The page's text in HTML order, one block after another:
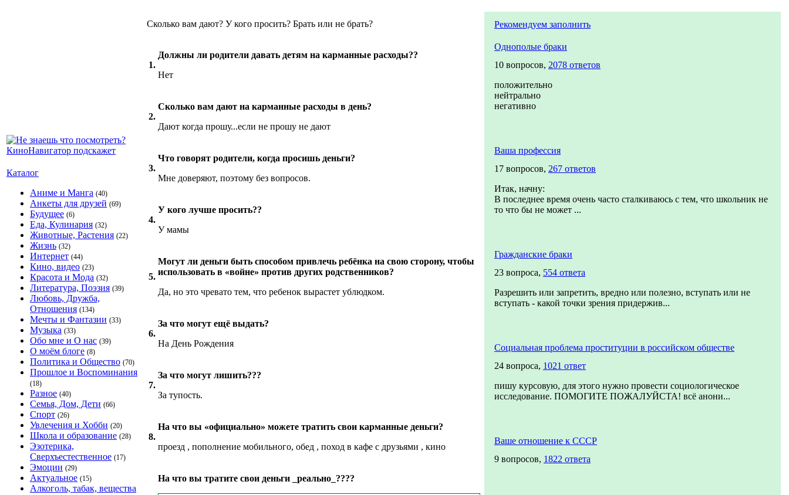
Каталог
Аниме и Манга (40)
Анкеты для друзей (69)
Будущее (6)
Еда, Кулинария (32)
Животные, Растения (22)
Жизнь (32)
Интернет (44)
Кино, видео (23)
Красота и Мода (32)
Литература, Поэзия (39)
Любовь, Дружба,
Отношения (134)
Мечты и Фантазии (33)
Музыка (33)
Обо мне и О нас (39)
О моём блоге (8)
Политика и Общество (70)
Прошлое и Воспоминания
(18)
Разное (40)
Семья, Дом, Дети (66)
Спорт (26)
Увлечения и Хобби (20)
Школа и образование (28)
Эзотерика,
Сверхъестественное (17)
Эмоции (29)
Актуальное (15)
Алкоголь, табак, вещества
Сколько вам дают? У кого просить? Брать или не брать?
1.
Должны ли родители давать детям на карманные расходы??
Нет
2.
Сколько вам дают на карманные расходы в день?
Дают когда прошу...если не прошу не дают
3.
Что говорят родители, когда просишь деньги?
Мне доверяют, поэтому без вопросов.
4.
У кого лучше просить??
У мамы
5.
Могут ли деньги быть способом привлечь ребёнка на свою сторону, чтобы
использовать в «войне» против других родственников?
Да, но это чревато тем, что ребенок вырастет ублюдком.
6.
За что могут ещё выдать?
На День Рождения
7.
За что могут лишить???
За тупость.
8.
На что вы «официально» можете тратить свои карманные деньги?
проезд , пополнение мобильного, обед , поход в кафе с друзьями , кино
На что вы тратите свои деньги _реально_????
Рекомендуем заполнить
Однополые браки
10 вопросов, 2078 ответов
положительно
нейтрально
негативно
Ваша профессия
17 вопросов, 267 ответов
Итак, начну:
В последнее время очень часто сталкиваюсь с тем, что школьник не
то что бы не может ...
Гражданские браки
23 вопроса, 554 ответа
Разрешить или запретить, вредно или полезно, вступать или не
вступать - какой точки зрения придержив...
Социальная проблема проституции в российском обществе
24 вопроса, 1021 ответ
пишу курсовую, для этого нужно провести социологическое
исследование. ПОМОГИТЕ ПОЖАЛУЙСТА! всё анони...
Ваше отношение к СССР
9 вопросов, 1822 ответа